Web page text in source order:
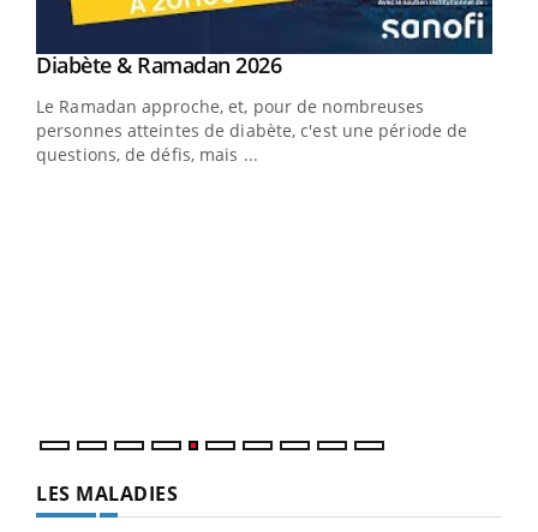
Youtube
Diabète & Ramadan 2026Youtube
Le Ramadan approche, et, pour de nombreuses
personnes atteintes de diabète, c'est une période de
questions, de défis, mais ...
LES MALADIES